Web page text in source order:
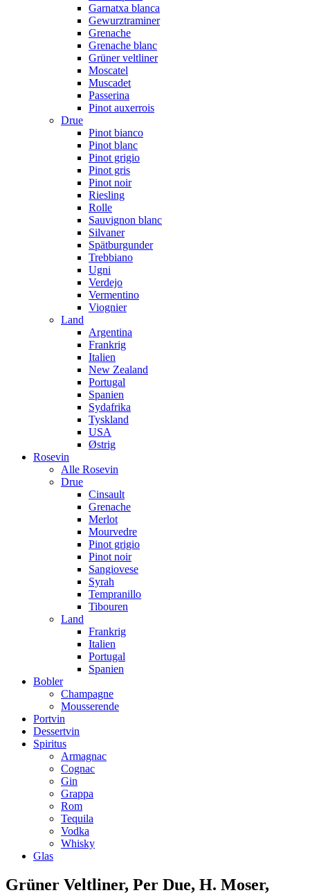
Garnatxa blanca
Gewurztraminer
Grenache
Grenache blanc
Grüner veltliner
Moscatel
Muscadet
Passerina
Pinot auxerrois
Drue
Pinot bianco
Pinot blanc
Pinot grigio
Pinot gris
Pinot noir
Riesling
Rolle
Sauvignon blanc
Silvaner
Spätburgunder
Trebbiano
Ugni
Verdejo
Vermentino
Viognier
Land
Argentina
Frankrig
Italien
New Zealand
Portugal
Spanien
Sydafrika
Tyskland
USA
Østrig
Rosevin
Alle Rosevin
Drue
Cinsault
Grenache
Merlot
Mourvedre
Pinot grigio
Pinot noir
Sangiovese
Syrah
Tempranillo
Tibouren
Land
Frankrig
Italien
Portugal
Spanien
Bobler
Champagne
Mousserende
Portvin
Dessertvin
Spiritus
Armagnac
Cognac
Gin
Grappa
Rom
Tequila
Vodka
Whisky
Glas
Grüner Veltliner, Per Due, H. Moser,